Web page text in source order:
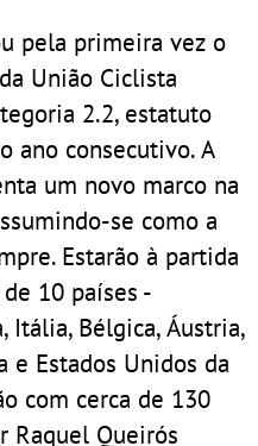
pela primeira vez o
União Ciclista
2.2, estatuto
ano consecutivo. A
um novo marco na
se como a
Estarão à partida
10 países -
Itália, Bélgica, Áustria,
e Estados Unidos da
com cerca de 130
Raquel Queirós